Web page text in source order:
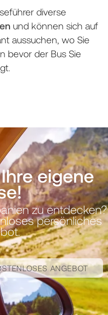
diverse
und können sich auf
aussuchen, wo Sie
bevor der Bus Sie
eigene
zu entdecken?
persönliches
ANGEBOT